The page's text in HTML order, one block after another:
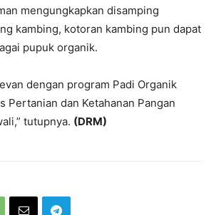
mengungkapkan disamping
kambing, kotoran kambing pun dapat
pupuk organik.
dengan program Padi Organik
Pertanian dan Ketahanan Pangan
tutupnya. (DRM)